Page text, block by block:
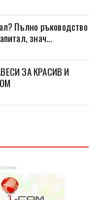
Пълно ръководство
знач...
ЗА КРАСИВ И
-